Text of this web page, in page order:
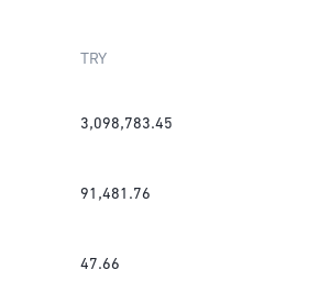
TRY
3,098,783.45
91,481.76
47.66